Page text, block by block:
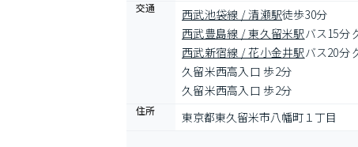
交通 西武池袋線 / 清瀬駅徒歩30分
西武豊島線 / 東久留米駅バス15分
西武新宿線 / 花小金井駅バス20分
久留米西高入口 歩2分
久留米西高入口 歩2分
住所 東京都東久留米市八幡町１丁目